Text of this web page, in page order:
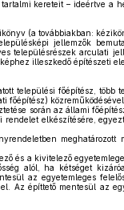
kereteit – ideértve a
(a továbbiakban:
jellemzők
településrészek arculati
illeszkedő építészeti
települési főépítész, több
főépítész) közreműködésével
során az állami
elkészítésére,
meghatározott
és a kivitelező
alól, ha kétséget
az egyetemleges
Az építtető mentesül az